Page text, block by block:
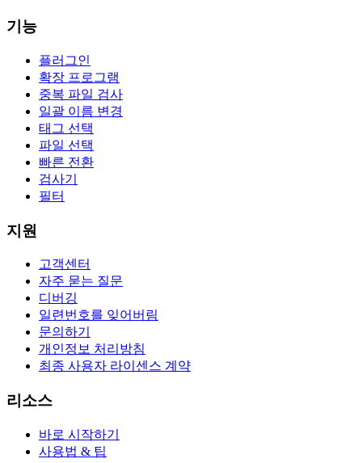
기능
플러그인
확장 프로그램
중복 파일 검사
일괄 이름 변경
태그 선택
파일 선택
빠른 전환
검사기
필터
지원
고객센터
자주 묻는 질문
디버깅
일련번호를 잊어버림
문의하기
개인정보 처리방침
최종 사용자 라이센스 계약
리소스
바로 시작하기
사용법 & 팁